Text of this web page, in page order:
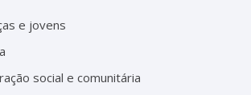
e jovens
social e comunitária